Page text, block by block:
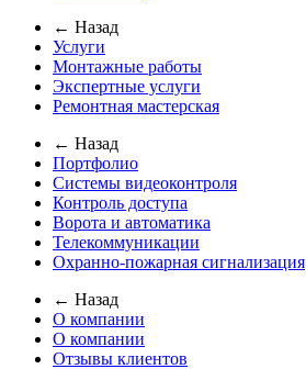
← Назад
Услуги
Монтажные работы
Экспертные услуги
Ремонтная мастерская
← Назад
Портфолио
Системы видеоконтроля
Контроль доступа
Ворота и автоматика
Телекоммуникации
Охранно-пожарная сигнализация
← Назад
О компании
О компании
Отзывы клиентов